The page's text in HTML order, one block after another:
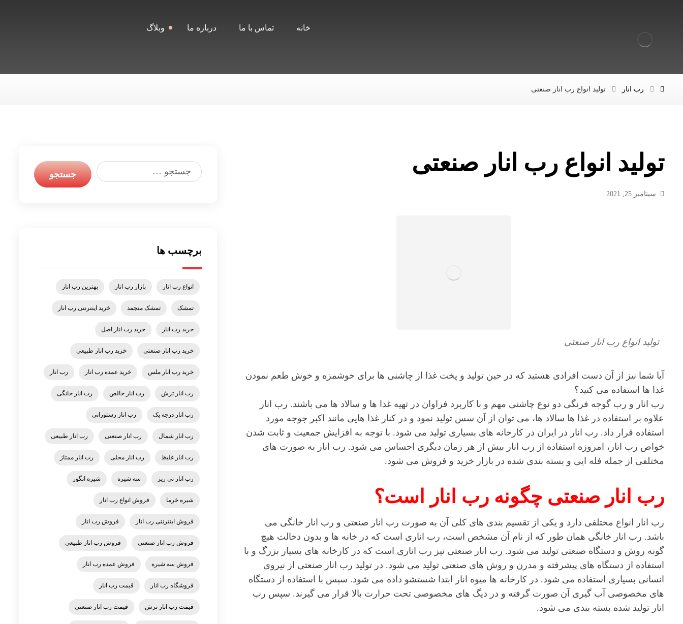
خانه تماس با ما درباره ما وبلاگ
رب انار تولید انواع رب انار صنعتی
تولید انواع رب انار صنعتی
سپتامبر 25, 2021
تولید انواع رب انار صنعتی
آیا شما نیز از آن دست افرادی هستید که در حین تولید و پخت غذا از چاشنی ها برای خوشمزه و خوش طعم نمودن
غذا ها استفاده می کنید؟
رب انار و رب گوجه فرنگی دو نوع چاشنی مهم و با کاربرد فراوان در تهیه غذا ها و سالاد ها می باشند. رب انار
علاوه بر استفاده در غذا ها سالاد ها، می توان از آن سس تولید نمود و در کنار غذا هایی مانند اکبر جوجه مورد
استفاده قرار داد. رب انار در ایران در کارخانه های بسیاری تولید می شود. با توجه به افزایش جمعیت و ثابت شدن
خواص رب انار، امروزه استفاده از رب انار بیش از هر زمان دیگری احساس می شود. رب انار به صورت های
مختلفی از جمله فله ایی و بسته بندی شده در بازار خرید و فروش می شود.
رب انار صنعتی چگونه رب انار است؟
رب انار انواع مختلفی دارد و یکی از تقسیم بندی های کلی آن به صورت رب انار صنعتی و رب انار خانگی می
باشد. رب انار خانگی همان طور که از نام آن مشخص است، رب اناری است که در خانه ها و بدون دخالت هیچ
گونه روش و دستگاه صنعتی تولید می شود. رب انار صنعتی نیز رب اناری است که در کارخانه های بسیار بزرگ و با
استفاده از دستگاه های پیشرفته و مدرن و روش های صنعتی تولید می شود. در تولید رب انار صنعتی از نیروی
انسانی بسیاری استفاده می شود. در کارخانه ها میوه انار ابتدا شستشو داده می شود. سپس با استفاده از دستگاه
های مخصوصی آب گیری آن صورت گرفته و در دیگ های مخصوصی تحت حرارت بالا قرار می گیرند. سپس رب
انار تولید شده بسته بندی می شود.
برچسب ها
انواع رب انار بازار رب انار بهترین رب انار
تمشک تمشک منجمد خرید اینترنتی رب انار
خرید رب انار خرید رب انار اصل
خرید رب انار صنعتی خرید رب انار طبیعی
خرید رب انار ملس خرید عمده رب انار رب انار
رب انار ترش رب انار خالص رب انار خانگی
رب انار درجه یک رب انار رستورانی
رب انار شمال رب انار صنعتی رب انار طبیعی
رب انار غلیظ رب انار محلی رب انار ممتاز
رب انار نی ریز سه شیره شیره انگور
شیره خرما فروش انواع رب انار
فروش اینترنتی رب انار فروش رب انار
فروش رب انار صنعتی فروش رب انار طبیعی
فروش سه شیره فروش عمده رب انار
فروشگاه رب انار قیمت رب انار
قیمت رب انار ترش قیمت رب انار صنعتی